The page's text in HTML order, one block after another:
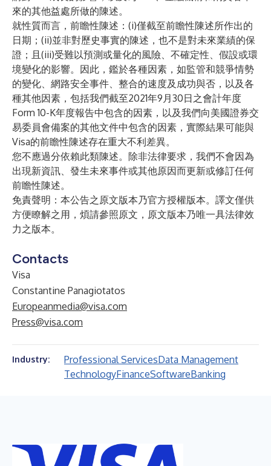
來的其他益處所做的陳述。
就性質而言，前瞻性陳述：(i)僅截至前瞻性陳述所作出的
日期；(ii)並非對歷史事實的陳述，也不是對未來業績的保
證；且(iii)受難以預測或量化的風險、不確定性、假設或環
境變化的影響。因此，鑑於各種因素，如監管和競爭情勢
的變化、網路安全事件、整合的速度及成功與否，以及各
種其他因素，包括我們截至2021年9月30日之會計年度
Form 10-K年度報告中包含的因素，以及我們向美國證券交
易委員會備案的其他文件中包含的因素，實際結果可能與
Visa的前瞻性陳述存在重大不利差異。
您不應過分依賴此類陳述。除非法律要求，我們不會因為
出現新資訊、發生未來事件或其他原因而更新或修訂任何
前瞻性陳述。
免責聲明：本公告之原文版本乃官方授權版本。譯文僅供
方便瞭解之用，煩請參照原文，原文版本乃唯一具法律效
力之版本。
Contacts
Visa
Constantine Panagiotatos
Europeanmedia@visa.com
Press@visa.com
Industry: Professional ServicesData Management
TechnologyFinanceSoftwareBanking